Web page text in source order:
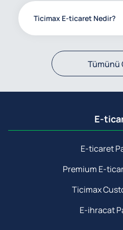
Ticimax E-ticaret Nedir?
Tümünü
E-
E-ticaret
Premium E-
Ticimax
E-ihracat